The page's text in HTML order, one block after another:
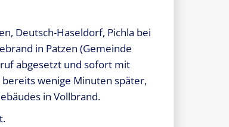
Deutsch-Haseldorf, Pichla bei
in Patzen (Gemeinde
abgesetzt und sofort mit
wenige Minuten später,
in Vollbrand.